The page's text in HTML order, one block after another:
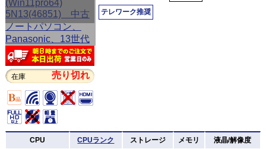
在庫 売り切れ
テレワーク推奨
CPU CPUランク ストレージ メモリ 液晶/解像度